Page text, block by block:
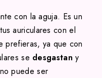
con la aguja. Es un
auriculares con el
prefieras, ya que con
se desgastany
puede ser